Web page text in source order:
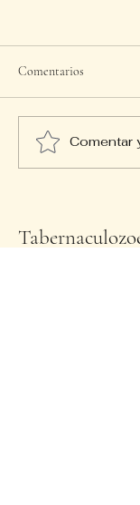
Presentación
Comentarios
Comentar